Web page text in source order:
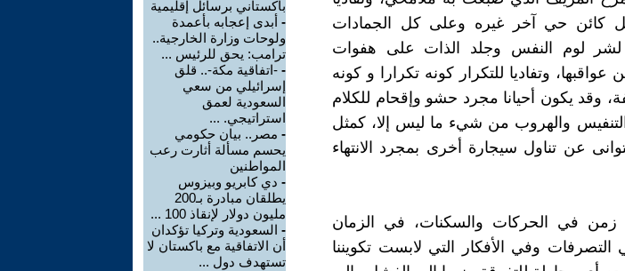
كائن حي آخر غيره وعلى كل الجمادات
لشر لوم النفس وجلد الذات على هفوات
وتفاديا للتكرار كونه تكرارا و كونه
وقد يكون أحيانا مجرد حشو وإقحام للكلام
والهروب من شيء ما ليس إلا، كمثل
عن تناول سيجارة أخرى بمجرد الانتهاء
زمن في الحركات والسكنات، في الزمان
وفي الأفكار التي لابست تكويننا
باكستاني برسائل إقليمية
- أبدى إعجابه بأعمدة
ولوحات وزارة الخارجية..
ترامب: يحق للرئيس ...
- -اتفاقية مكة-.. قلق
إسرائيلي من سعي
السعودية لعمق
استراتيجي. ...
- مصر.. بيان حكومي
يحسم مسألة أثارت رعب
المواطنين
- دي كابريو وبيزوس
يطلقان مبادرة بـ200
مليون دولار لإنقاذ 100 ...
- السعودية وتركيا تؤكدان
أن الاتفاقية مع باكستان لا
تستهدف دول ...